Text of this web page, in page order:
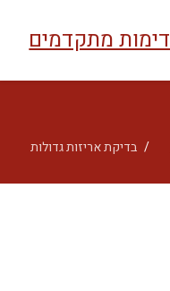
בדיקת אריזות גדולות